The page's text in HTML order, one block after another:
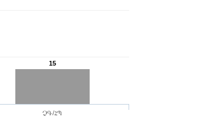
15
ՉԳ/ՀՊ